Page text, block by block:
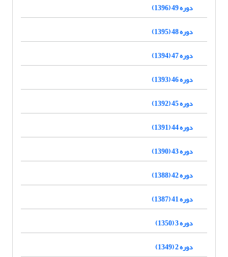
دوره 49 (1396)
دوره 48 (1395)
دوره 47 (1394)
دوره 46 (1393)
دوره 45 (1392)
دوره 44 (1391)
دوره 43 (1390)
دوره 42 (1388)
دوره 41 (1387)
دوره 3 (1350)
دوره 2 (1349)